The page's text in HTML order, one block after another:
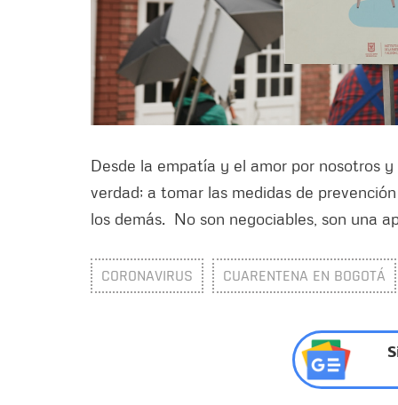
Desde la empatía y el amor por nosotros
verdad; a tomar las medidas de
los demás. No son negociables, son una
CORONAVIRUS CUARENTENA EN BOGOTÁ